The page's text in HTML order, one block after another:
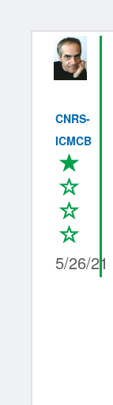
CNRS-
ICMCB
5/26/21